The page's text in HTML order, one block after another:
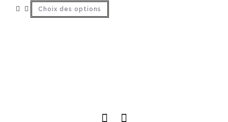
Choix des options